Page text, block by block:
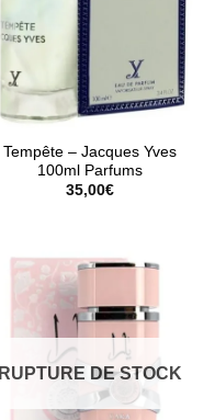
Tempête – Jacques Yves
100ml Parfums
35,00€
RUPTURE DE STOCK